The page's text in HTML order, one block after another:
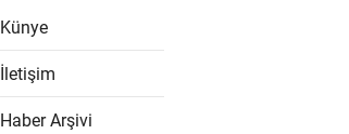
Künye
İletişim
Haber Arşivi